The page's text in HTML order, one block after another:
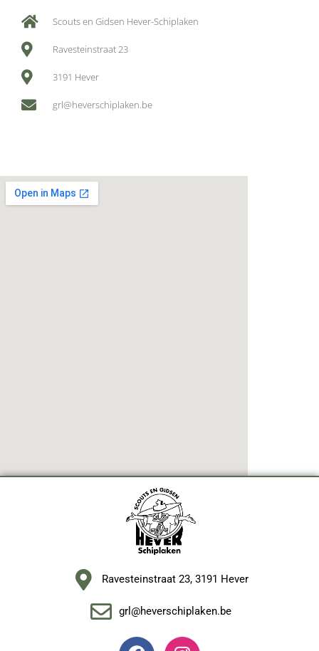
Scouts en Gidsen Hever-Schiplaken
Ravesteinstraat 23
3191 Hever
grl@heverschiplaken.be
Ravesteinstraat 23, 3191 Hever
grl@heverschiplaken.be